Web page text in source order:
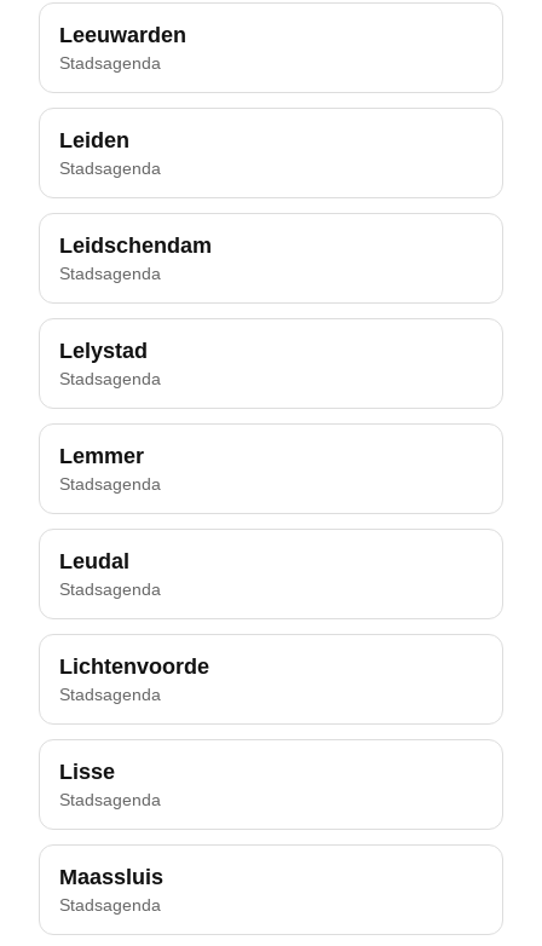
Leeuwarden
Stadsagenda
Leiden
Stadsagenda
Leidschendam
Stadsagenda
Lelystad
Stadsagenda
Lemmer
Stadsagenda
Leudal
Stadsagenda
Lichtenvoorde
Stadsagenda
Lisse
Stadsagenda
Maassluis
Stadsagenda